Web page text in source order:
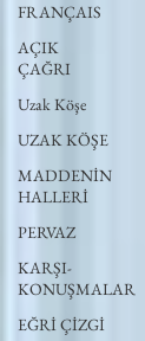
FRANÇAIS
AÇIK
ÇAĞRI
Uzak Köşe
UZAK KÖŞE
MADDENİN
HALLERİ
PERVAZ
KARŞI-
KONUŞMALAR
EĞRİ ÇİZGİ